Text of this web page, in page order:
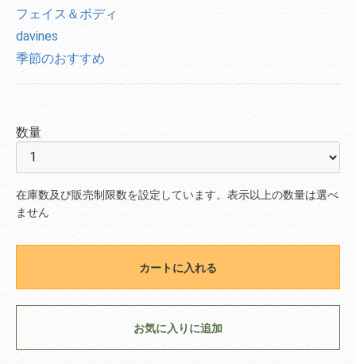
フェイス＆ボディ
davines
季節のおすすめ
数量
在庫数及び販売制限数を設定しています。表示以上の数量は選べ
ません
カートに入れる
お気に入りに追加